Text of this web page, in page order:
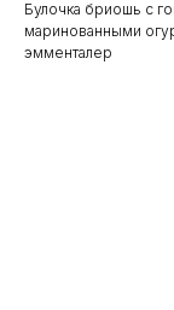
Булочка бриошь с
маринованными
эмменталер